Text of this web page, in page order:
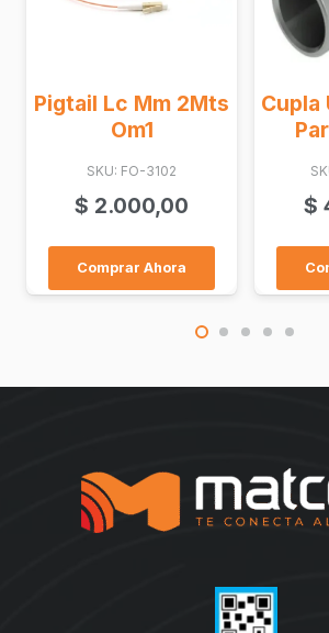
2Mts
Cupla Uso Exterior,
$4.000,00
Comprar Ahora